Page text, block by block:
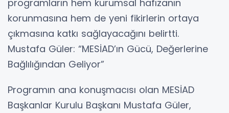
programların hem kurumsal hafızanın
korunmasına hem de yeni fikirlerin ortaya
çıkmasına katkı sağlayacağını belirtti.
Mustafa Güler: “MESİAD’ın Gücü, Değerlerine
Bağlılığından Geliyor”
Programın ana konuşmacısı olan MESİAD
Başkanlar Kurulu Başkanı Mustafa Güler,